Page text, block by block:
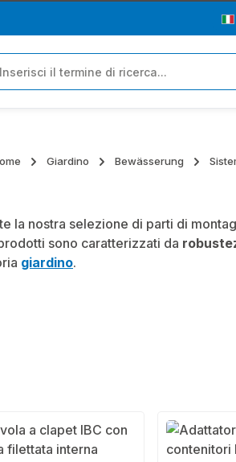
Giardino Bewässerung
la nostra selezione di parti di
sono caratterizzati da
giardino.